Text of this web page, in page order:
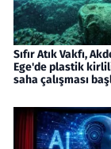
Sıfır Atık Vakfı,
Ege'de plastik
saha çalışması